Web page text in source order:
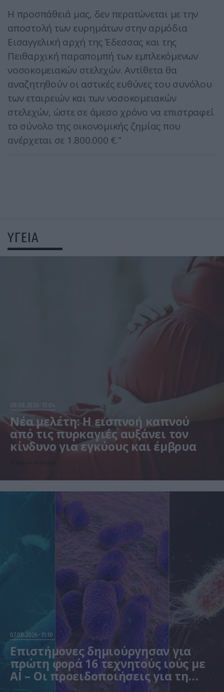
Η προσπάθειά μας, δεν περατώνεται με την
αποστολή των ευρημάτων στην αρμόδια
Εισαγγελική αρχή της Έδεσσας και της
Πειθαρχική παραπομπή των εμπλεκόμενων
νοσοκομειακών στελεχών. Αντίθετα θα
αναζητηθούν οι αστικές ευθύνες του συνόλου
των εταιρειών και των νοσοκομειακών
στελεχών, ώστε σε άμεσο χρόνο να επιστραφεί
το σύνολο της οικονομικής ζημίας που
ανέρχεται σε 1.800.000 €.”
ΥΓΕΙΑ
08.08.2026 15:04
Νέα μελέτη: Η εισπνοή καπνού
από τις πυρκαγιές αυξάνει τον
κίνδυνο για εγκύους και έμβρυα
07.08.2026 15:10
Επιστήμονες δημιούργησαν για
πρώτη φορά 16 τεχνητούς ιούς με
AI – Οι προειδοποιήσεις για τη
βιοασφάλεια